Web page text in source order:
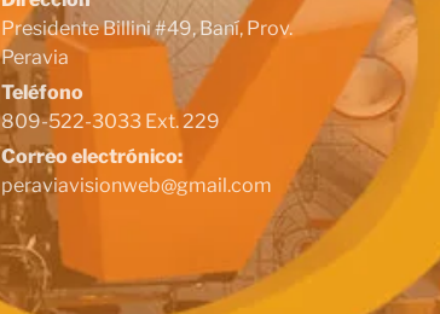
Presidente Billini #49, Baní, Prov.
Peravia
Teléfono
809-522-3033 Ext. 229
Correo electrónico:
peraviavisionweb@gmail.com